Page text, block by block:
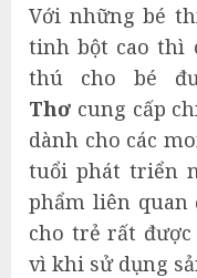
Với những bé
tinh bột cao thì
thú cho bé
Thơ cung cấp
dành cho các
tuổi phát triển
phẩm liên quan
cho trẻ rất
vì khi sử dụng